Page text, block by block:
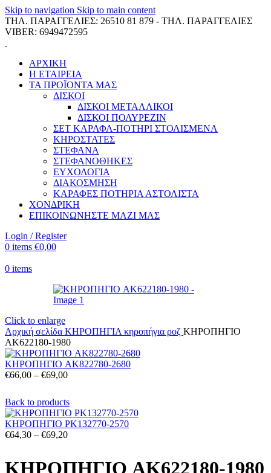
Skip to navigation Skip to main content
ΤΗΛ. ΠΑΡΑΓΓΕΛΙΕΣ: 26510 81 879 - ΤΗΛ. ΠΑΡΑΓΓΕΛΙΕΣ
VIBER: 6949472595
ΑΡΧΙΚΗ
Η ΕΤΑΙΡΕΙΑ
ΤΑ ΠΡΟΪΟΝΤΑ ΜΑΣ
ΔΙΣΚΟΙ
ΔΙΣΚΟΙ ΜΕΤΑΛΛΙΚΟΙ
ΔΙΣΚΟΙ ΠΟΛΥΡΕΖΙΝ
ΣΕΤ ΚΑΡΑΦΑ-ΠΟΤΗΡΙ ΣΤΟΛΙΣΜΕΝΑ
ΚΗΡΟΣΤΑΤΕΣ
ΣΤΕΦΑΝΑ
ΣΤΕΦΑΝΟΘΗΚΕΣ
ΕΥΧΟΛΟΓΙΑ
ΔΙΑΚΟΣΜΗΣΗ
ΚΑΡΑΦΕΣ ΠΟΤΗΡΙΑ ΑΣΤΟΛΙΣΤΑ
ΧΟΝΔΡΙΚΗ
ΕΠΙΚΟΙΝΩΝΗΣΤΕ ΜΑΖΙ ΜΑΣ
Login / Register
0 items €0,00
0 items
Click to enlarge
Αρχική σελίδα ΚΗΡΟΠΗΓΙΑ κηροπήγια ροζ ΚΗΡΟΠΗΓΙΟ
AK622180-1980
ΚΗΡΟΠΗΓΙΟ AK822780-2680
€66,00 – €69,00Price
through
€69,00
Back to products
ΚΗΡΟΠΗΓΙΟ PK132770-2570
€64,30 – €69,20Price
through
ΚΗΡΟΠΗΓΙΟ AK622180-1980